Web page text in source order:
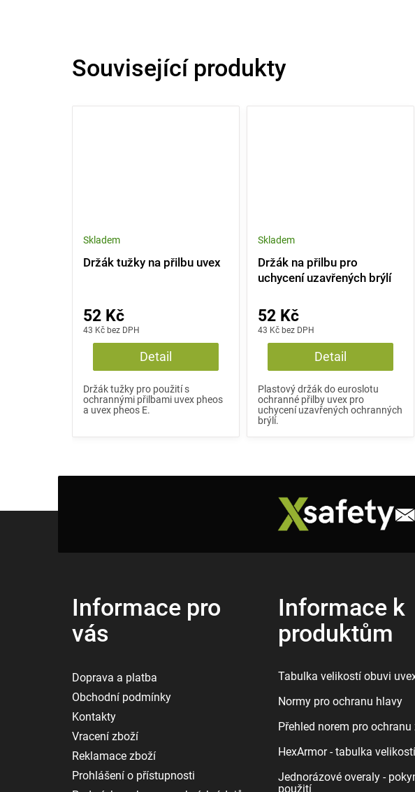
Související produkty
Držák tužky na přilbu uvex
Skladem
43 Kč bez DPH
52 Kč
Detail
Držák tužky pro použití s
ochrannými přilbami uvex pheos
a uvex pheos E.
Držák na přilbu pro
uchycení uzavřených brýlí
Skladem
43 Kč bez DPH
52 Kč
Detail
Plastový držák do euroslotu
ochranné přilby uvex pro
uchycení uzavřených ochranných
brýlí.
Informace pro
vás
Doprava a platba
Obchodní podmínky
Kontakty
Vracení zboží
Reklamace zboží
Prohlášení o přístupnosti
Informace k
produktům
Tabulka velikostí obuvi
Normy pro ochranu hlavy
Přehled norem pro ochranu
HexArmor - tabulka velikostí
Jednorázové overaly -
použití